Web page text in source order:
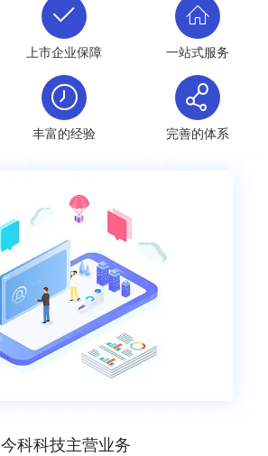
上市企业保障 一站式服务
丰富的经验 完善的体系
今科科技主营业务